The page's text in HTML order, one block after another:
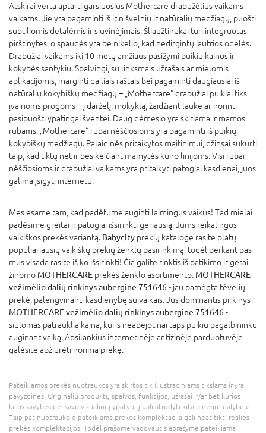
Atskirai verta aptarti garsiuosius Mothercare drabužėlius vaikams
vaikams. Jie yra pagaminti iš itin švelnių ir natūralių medžiagų, puošti
subtiliomis detalėmis ir siuvinėjimais. Šliaužtinukai turi integruotas
pirštinytes, o spaudės yra be nikelio, kad nedirgintų jautrios odelės.
Drabužiai vaikams iki 10 metų amžiaus pasižymi puikiu kainos ir
kokybės santykiu. Spalvingi, su linksmais užrašais ar mielomis
aplikacijomis, marginti dailiais raštais bei pagaminti daugiausiai iš
natūralių kokybiškų medžiagų – „Mothercare“ drabužiai puikiai tiks
įvairioms progoms – į darželį, mokyklą, žaidžiant lauke ar norint
pasipuošti ypatingai šventei. Daug dėmesio yra skiriama ir mamos
rūbams. „Mothercare“ rūbai nėščiosioms yra pagaminti iš puikių,
kokybiškų medžiagų. Palaidinės pritaikytos maitinimui, džinsai sukurti
taip, kad tiktų net ir besikeičiant mamytės kūno linijoms. Visi rūbai
nėščiosioms ir drabužiai vaikams yra pritaikyti patogiai kasdienai, juos
galima įsigyti internetu.
Mes esame tam, kad padėtume auginti laimingus vaikus! Tad mielai
padėsime greitai ir patogiai išsirinkti geriausią, Jums reikalingos
vaikiškos prekės variantą. Babycity prekių kataloge rasite platų
populiariausių vaikiškų prekių ženklų pasirinkimą, todėl perkant pas
mus visada rasite iš ko išsirinkti! Čia galite rinktis iš patikimo ir gerai
žinomo MOTHERCARE prekės ženklo asortimento. MOTHERCARE
vežimėlio dalių rinkinys aubergine 751646- jau pamėgta tėvelių
prekė, palengvinanti kasdienybę su vaikais. Jus dominantis pirkinys -
MOTHERCARE vežimėlio dalių rinkinys aubergine 751646-
siūlomas patrauklia kaina, kuris neabejotinai taps puikiu pagalbininku
auginant vaiką. Apsilankius internetinėje ar fizinėje parduotuvėje
galėsite apžiūrėti norimą prekę.
Pateikiamos prekės nuotraukos yra skirtos tik iliustraciniams tikslams ir yra
pavyzdinės. Originalių produktų spalvos, funkcijos, užrašai ir/ar bet kurios
kitos savybės dėl savo vizualinių ypatybių gali atrodyti kitaip negu realybėje.
Taip pat nuotraukoje pateikiama prekės komplektacija gali neatitikti realios
prekės komplektacijos. Todėl prašome vadovautis aprašyme pateikiama